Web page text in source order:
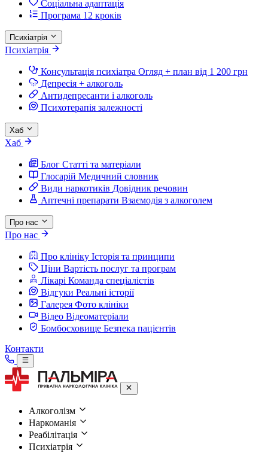
Соціальна адаптація
Програма 12 кроків
Психіатрія
Психіатрія
Консультація психіатра Огляд + план від 1 200 грн
Депресія + алкоголь
Антидепресанти і алкоголь
Психотерапія залежності
Хаб
Хаб
Блог Статті та матеріали
Глосарій Медичний словник
Види наркотиків Довідник речовин
Аптечні препарати Взаємодія з алкоголем
Про нас
Про нас
Про клініку Історія та принципи
Ціни Вартість послуг та програм
Лікарі Команда спеціалістів
Відгуки Реальні історії
Галерея Фото клініки
Відео Відеоматеріали
Бомбосховище Безпека пацієнтів
Контакти
Алкоголізм
Наркоманія
Реабілітація
Психіатрія